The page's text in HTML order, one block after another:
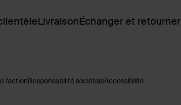
LivraisonÉchanger et retourner
l'actionResponsabilité sociétaleAccessibilité